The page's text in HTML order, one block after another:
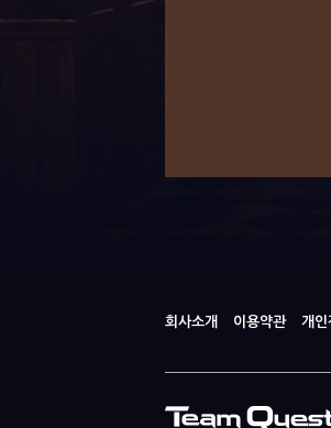
회사소개 이용약관 개인